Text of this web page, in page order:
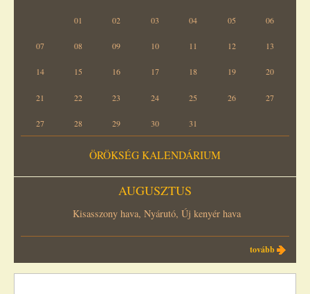
01 02 03 04 05 06
07 08 09 10 11 12 13
14 15 16 17 18 19 20
21 22 23 24 25 26 27
27 28 29 30 31
ÖRÖKSÉG KALENDÁRIUM
AUGUSZTUS
Kisasszony hava, Nyárutó, Új kenyér hava
tovább